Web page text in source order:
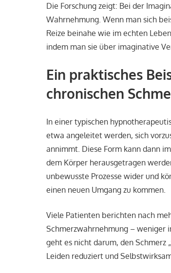
Die Forschung zeigt: Bei der
Wahrnehmung. Wenn man sich
Reize beinahe wie im echten
indem man sie über imaginative
Ein praktisches
chronischen
In einer typischen
etwa angeleitet werden, sich
annimmt. Diese Form kann dann
dem Körper herausgetragen
unbewusste Prozesse wider und
einen neuen Umgang zu kommen.
Viele Patienten berichten nach
Schmerzwahrnehmung – weniger
geht es nicht darum, den Schmerz
Leiden reduziert und